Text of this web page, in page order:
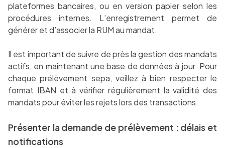
plateformes bancaires, ou en version papier selon les
procédures internes. L’enregistrement permet de
générer et d’associer la RUM au mandat.
Il est important de suivre de près la gestion des mandats
actifs, en maintenant une base de données à jour. Pour
chaque prélèvement sepa, veillez à bien respecter le
format IBAN et à vérifier régulièrement la validité des
mandats pour éviter les rejets lors des transactions.
Présenter la demande de prélèvement : délais et
notifications